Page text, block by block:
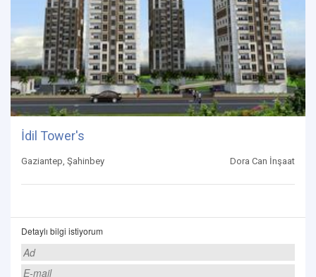
İdil Tower's
Gaziantep, Şahinbey Dora Can İnşaat
Detaylı bilgi istiyorum